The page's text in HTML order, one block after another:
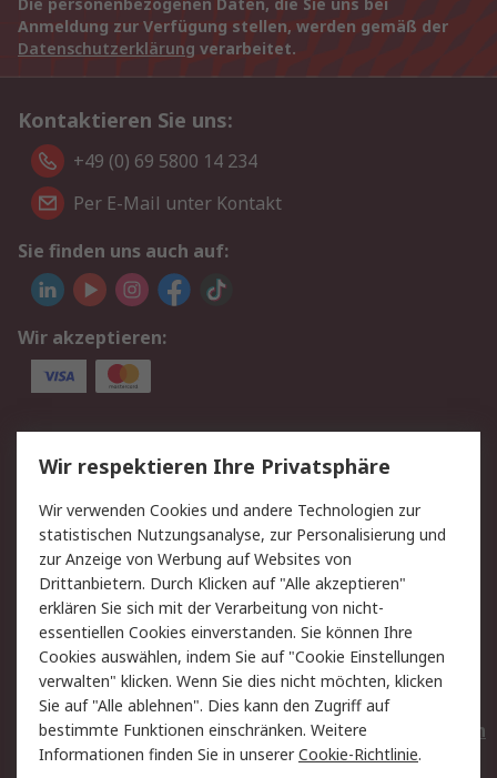
Die personenbezogenen Daten, die Sie uns bei
Anmeldung zur Verfügung stellen, werden gemäß der
Datenschutzerklärung verarbeitet.
Kontaktieren Sie uns:
+49 (0) 69 5800 14 234
Per E-Mail unter Kontakt
Sie finden uns auch auf:
Wir akzeptieren:
Service
Value Added Services
Lieferlösungen
Rücksendungen
Kontakt
Hilfe
Privatkunden
Rechtliches
AGB
Datenschutz
Cookie-Richtlinie
Zahlungsbedingungen
Copyright/Impressum
Entsorgung
Elektrogeräte/Batterien
Wir respektieren Ihre Privatsphäre
Wir verwenden Cookies und andere Technologien zur
statistischen Nutzungsanalyse, zur Personalisierung und
zur Anzeige von Werbung auf Websites von
Drittanbietern. Durch Klicken auf "Alle akzeptieren"
erklären Sie sich mit der Verarbeitung von nicht-
essentiellen Cookies einverstanden. Sie können Ihre
Cookies auswählen, indem Sie auf "Cookie Einstellungen
verwalten" klicken. Wenn Sie dies nicht möchten, klicken
Sie auf "Alle ablehnen". Dies kann den Zugriff auf
bestimmte Funktionen einschränken. Weitere
Informationen finden Sie in unsererCookie-Richtlinie.